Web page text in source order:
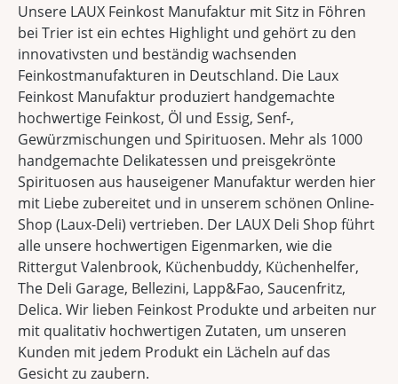
Unsere LAUX Feinkost Manufaktur mit Sitz in Föhren
bei Trier ist ein echtes Highlight und gehört zu den
innovativsten und beständig wachsenden
Feinkostmanufakturen in Deutschland. Die Laux
Feinkost Manufaktur produziert handgemachte
hochwertige Feinkost, Öl und Essig, Senf-,
Gewürzmischungen und Spirituosen. Mehr als 1000
handgemachte Delikatessen und preisgekrönte
Spirituosen aus hauseigener Manufaktur werden hier
mit Liebe zubereitet und in unserem schönen Online-
Shop (Laux-Deli) vertrieben. Der LAUX Deli Shop führt
alle unsere hochwertigen Eigenmarken, wie die
Rittergut Valenbrook, Küchenbuddy, Küchenhelfer,
The Deli Garage, Bellezini, Lapp&Fao, Saucenfritz,
Delica. Wir lieben Feinkost Produkte und arbeiten nur
mit qualitativ hochwertigen Zutaten, um unseren
Kunden mit jedem Produkt ein Lächeln auf das
Gesicht zu zaubern.